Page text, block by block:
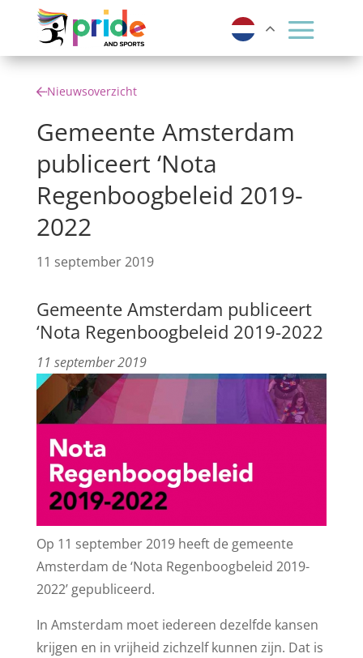
Nieuwsoverzicht
Gemeente Amsterdam
publiceert ‘Nota
Regenboogbeleid 2019-
2022
11 september 2019
Gemeente Amsterdam publiceert
‘Nota Regenboogbeleid 2019-2022
11 september 2019
Op 11 september 2019 heeft de gemeente
Amsterdam de ‘Nota Regenboogbeleid 2019-
2022’ gepubliceerd.
In Amsterdam moet iedereen dezelfde kansen
krijgen en in vrijheid zichzelf kunnen zijn. Dat is